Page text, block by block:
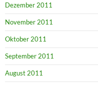
Dezember 2011
November 2011
Oktober 2011
September 2011
August 2011